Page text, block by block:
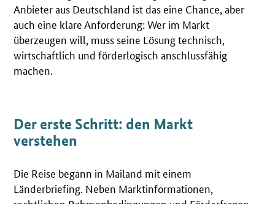
Anbieter aus Deutschland ist das eine Chance, aber
auch eine klare Anforderung: Wer im Markt
überzeugen will, muss seine Lösung technisch,
wirtschaftlich und förderlogisch anschlussfähig
machen.
Der erste Schritt: den Markt
verstehen
Die Reise begann in Mailand mit einem
Länderbriefing. Neben Marktinformationen,